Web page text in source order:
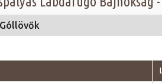
Gyerekeknek
most
Egyéb
Góllövők